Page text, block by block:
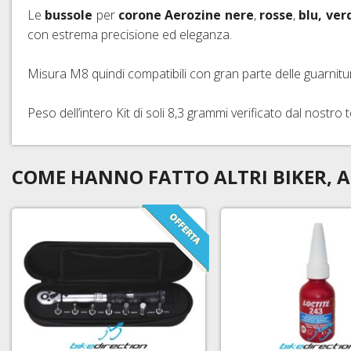
Le bussole per corone Aerozine nere, rosse, blu,
con estrema precisione ed eleganza.
Misura M8 quindi compatibili con gran parte delle
Peso dell’intero Kit di soli 8,3 grammi verificato dal nostro
COME HANNO FATTO ALTRI BIKER,